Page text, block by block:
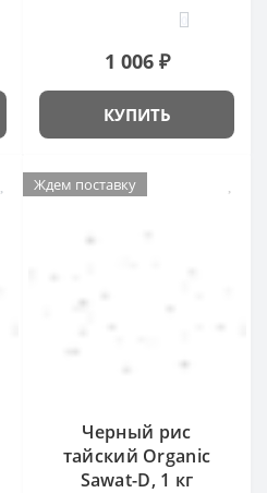
1 006 ₽
КУПИТЬ
Ждем поставку
Черный рис
тайский Organic
Sawat-D, 1 кг